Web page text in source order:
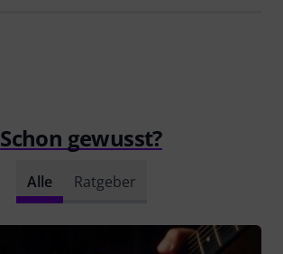
Schon gewusst?
Alle Ratgeber